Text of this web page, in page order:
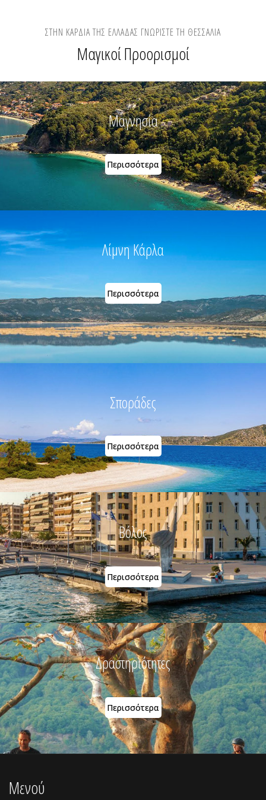
ΣΤΗΝ ΚΑΡΔΙΆ ΤΗΣ ΕΛΛΆΔΑΣ ΓΝΩΡΊΣΤΕ ΤΗ ΘΕΣΣΑΛΊΑ
Μαγικοί Προορισμοί
Μαγνησία
Περισσότερα
Λίμνη Κάρλα
Περισσότερα
Σποράδες
Περισσότερα
Βόλος
Περισσότερα
Δραστηριότητες
Περισσότερα
Μενού